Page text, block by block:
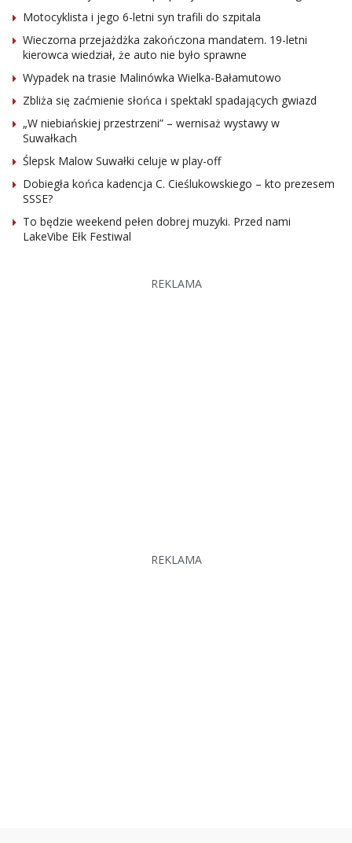
Motocyklista i jego 6-letni syn trafili do szpitala
Wieczorna przejażdżka zakończona mandatem. 19-letni
kierowca wiedział, że auto nie było sprawne
Wypadek na trasie Malinówka Wielka-Bałamutowo
Zbliża się zaćmienie słońca i spektakl spadających gwiazd
„W niebiańskiej przestrzeni” – wernisaż wystawy w
Suwałkach
Ślepsk Malow Suwałki celuje w play-off
Dobiegła końca kadencja C. Cieślukowskiego – kto prezesem
SSSE?
To będzie weekend pełen dobrej muzyki. Przed nami
LakeVibe Ełk Festiwal
REKLAMA
REKLAMA